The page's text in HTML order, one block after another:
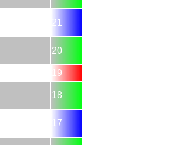
21
20
19
18
17